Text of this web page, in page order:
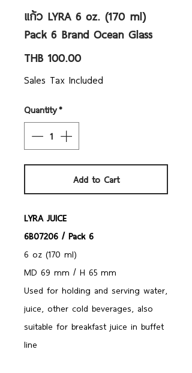
แก้ว LYRA 6 oz. (170 ml)
Pack 6 Brand Ocean Glass
THB 100.00Price
Sales Tax Included
Quantity*
Add to Cart
LYRA JUICE
6B07206 / Pack 6
6 oz (170 ml)
MD 69 mm / H 65 mm
Used for holding and serving water,
juice, other cold beverages, also
suitable for breakfast juice in buffet
line